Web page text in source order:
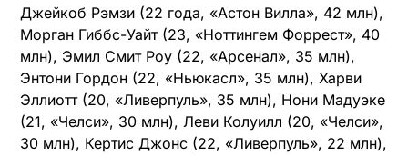
Джейкоб Рэмзи (22 года, «Астон Вилла», 42 млн),
Морган Гиббс-Уайт (23, «Ноттингем Форрест», 40
млн), Эмил Смит Роу (22, «Арсенал», 35 млн),
Энтони Гордон (22, «Ньюкасл», 35 млн), Харви
Эллиотт (20, «Ливерпуль», 35 млн), Нони Мадуэке
(21, «Челси», 30 млн), Леви Колуилл (20, «Челси»,
30 млн), Кертис Джонс (22, «Ливерпуль», 22 млн),